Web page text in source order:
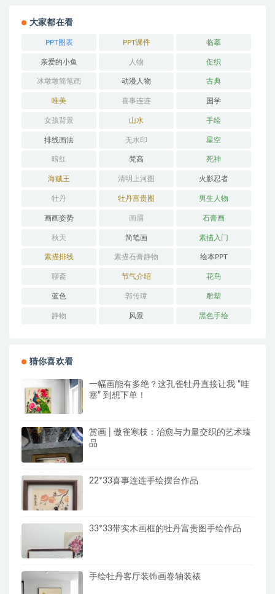
大家都在看
PPT图表 PPT课件 临摹
亲爱的小鱼 人物 促织
冰墩墩简笔画 动漫人物 古典
唯美 喜事连连 国学
女孩背景 山水 手绘
排线画法 无水印 星空
暗红 梵高 死神
海贼王 清明上河图 火影忍者
牡丹 牡丹富贵图 男生人物
画画姿势 画眉 石膏画
秋天 简笔画 素描入门
素描排线 素描石膏静物 绘本PPT
聊斋 节气介绍 花鸟
蓝色 郭传璋 雕塑
静物 风景 黑色手绘
猜你喜欢看
一幅画能有多绝？这孔雀牡丹直接让我 “哇
塞” 到想下单！
赏画 | 傲雀寒枝：治愈与力量交织的艺术臻
品
22*33喜事连连手绘摆台作品
33*33带实木画框的牡丹富贵图手绘作品
手绘牡丹客厅装饰画卷轴装裱